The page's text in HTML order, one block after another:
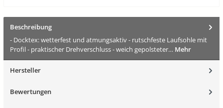
Beschreibung
- Docktex: wetterfest und atmungsaktiv - rutschfeste Laufsohle mit
Profil - praktischer Drehverschluss - weich gepolsteter… Mehr
Hersteller
Bewertungen